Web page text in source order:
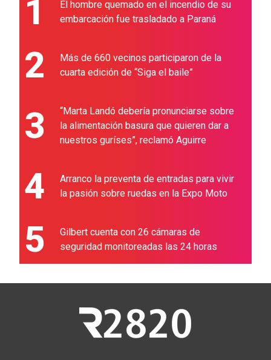
1
El hombre quemado en el incendio de su
embarcación fue trasladado a Paraná
2
Más de 660 vecinos participaron de la
cuarta edición de “Siga el baile”
3
“Marta Landó debería pronunciarse sobre
la alimentación basura que quieren dar a
nuestros guríses”, reclamó Aguirre
4
Arranco la preventa de entradas para vivir
la pasión sobre ruedas en la Expo Moto
5
Gilbert cuenta con 26 cámaras de
seguridad monitoreadas las 24 horas